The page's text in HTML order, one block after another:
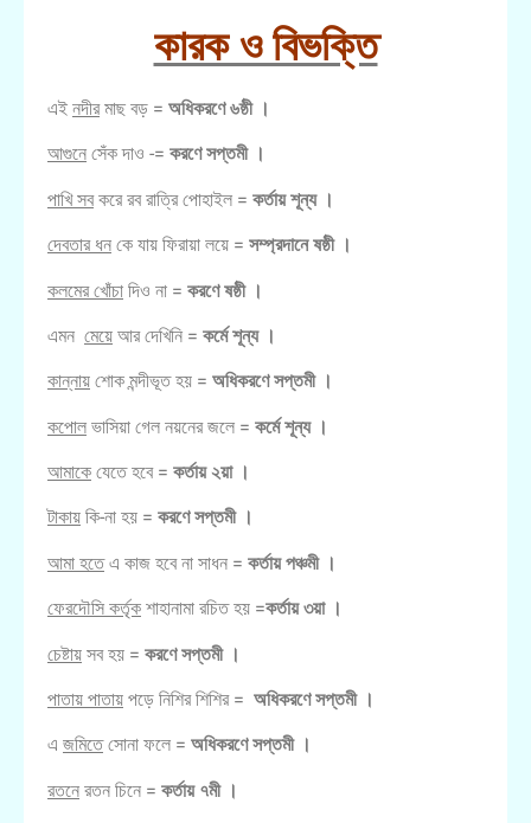
কারক ও বিভক্তি
এই নদীরমাছ বড় = অধিকরণে ৬ষ্ঠী ।
আগুনে সেঁক দাও -= করণে সপ্তমী ।
পাখি সবকরে রব রাত্রি পোহাইল = কর্তায় শূন্য ।
দেবতার ধন কে যায় ফিরায়া লয়ে = সম্প্রদানে ষষ্ঠী ।
কলমের খোঁচা দিও না = করণে ষষ্ঠী ।
এমন মেয়ে আর দেখিনি = কর্মে শূন্য ।
কান্নায় শোক মন্দীভূত হয় = অধিকরণে সপ্তমী ।
কপোল ভাসিয়া গেল নয়নের জলে = কর্মে শূন্য ।
আমাকে যেতে হবে = কর্তায় ২য়া ।
টাকায় কি-না হয় = করণে সপ্তমী ।
আমা হতেএ কাজ হবে না সাধন = কর্তায় পঞ্চমী ।
ফেরদৌসি কর্তৃক শাহানামা রচিত হয় =কর্তায় ৩য়া ।
চেষ্টায় সব হয় = করণে সপ্তমী ।
পাতায় পাতায় পড়ে নিশির শিশির = অধিকরণে সপ্তমী ।
এ জমিতেসোনা ফলে = অধিকরণে সপ্তমী ।
রতনে রতন চিনে = কর্তায় ৭মী ।